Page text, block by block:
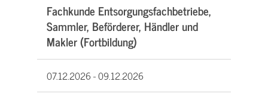
Fachkunde Entsorgungsfachbetriebe,
Sammler, Beförderer, Händler und
Makler (Fortbildung)
07.12.2026 -09.12.2026